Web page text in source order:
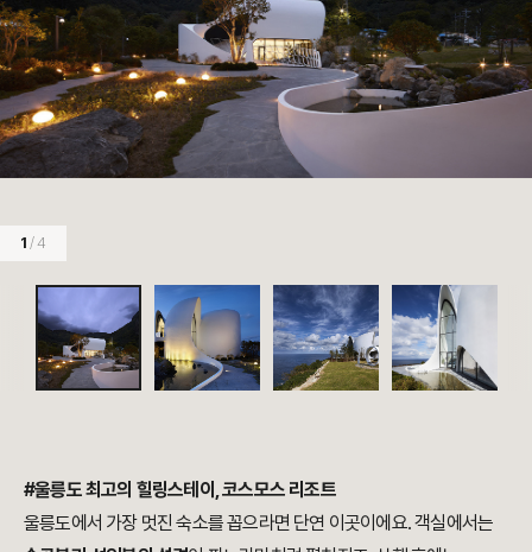
1 / 4
#울릉도 최고의 힐링스테이, 코스모스 리조트
울릉도에서 가장 멋진 숙소를 꼽으라면 단연 이곳이에요. 객실에서는